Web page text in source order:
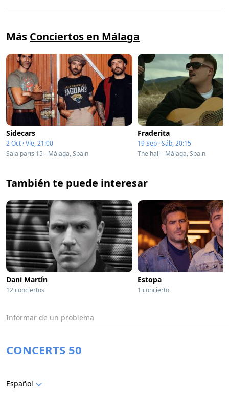
Más Conciertos en Málaga
Sidecars
2 Oct · Vie, 21:00
Sala paris 15 - Málaga, Spain
Fraderita
19 Sep · Sáb, 20:15
The hall - Málaga, Spain
También te puede interesar
Dani Martín
12 conciertos
Estopa
1 concierto
Informar de un problema
CONCERTS 50
Español